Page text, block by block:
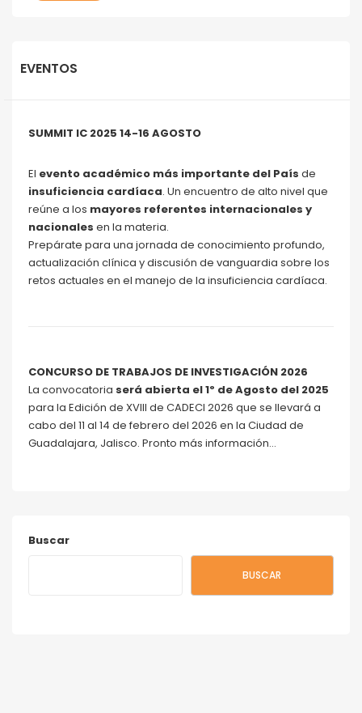
EVENTOS
SUMMIT IC 2025 14-16 AGOSTO
El evento académico más importante del País de
insuficiencia cardíaca. Un encuentro de alto nivel que
reúne a los mayores referentes internacionales y
nacionales en la materia.
Prepárate para una jornada de conocimiento profundo,
actualización clínica y discusión de vanguardia sobre los
retos actuales en el manejo de la insuficiencia cardíaca.
CONCURSO DE TRABAJOS DE INVESTIGACIÓN 2026
La convocatoria será abierta el 1º de Agosto del 2025
para la Edición de XVIII de CADECI 2026 que se llevará a
cabo del 11 al 14 de febrero del 2026 en la Ciudad de
Guadalajara, Jalisco. Pronto más información…
Buscar
BUSCAR